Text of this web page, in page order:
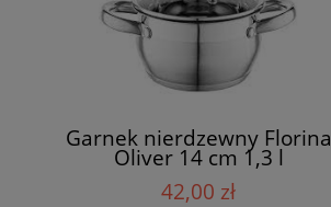
Garnek nierdzewny Florina
Oliver 14 cm 1,3 l
42,00 zł